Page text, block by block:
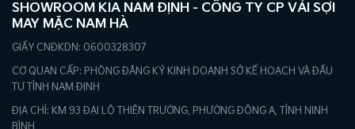
SHOWROOM KIA NAM ĐỊNH - CÔNG TY CP VẢI SỢI
MAY MẶC NAM HÀ
GIẤY CNĐKDN: 0600328307
CƠ QUAN CẤP: PHÒNG ĐĂNG KÝ KINH DOANH SỞ KẾ HOẠCH VÀ ĐẦU
TƯ TỈNH NAM ĐỊNH
ĐỊA CHỈ: KM 93 ĐẠI LỘ THIÊN TRƯỜNG, PHƯỜNG ĐÔNG A, TỈNH NINH